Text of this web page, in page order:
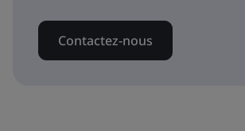
Contactez-nous